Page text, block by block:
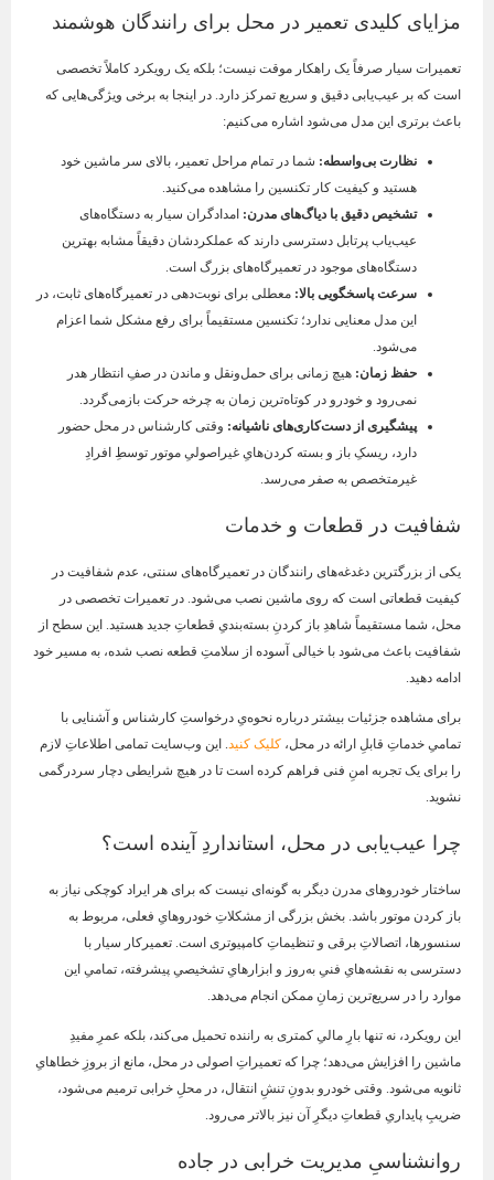
مزایای کلیدی تعمیر در محل برای رانندگان هوشمند
تعمیرات سیار صرفاً یک راهکار موقت نیست؛ بلکه یک رویکرد کاملاً تخصصی
است که بر عیب‌یابی دقیق و سریع تمرکز دارد. در اینجا به برخی ویژگی‌هایی که
باعث برتری این مدل می‌شود اشاره می‌کنیم:
نظارت بی‌واسطه: شما در تمام مراحل تعمیر، بالای سر ماشین خود
هستید و کیفیت کار تکنسین را مشاهده می‌کنید.
تشخیص دقیق با دیاگ‌های مدرن: امدادگران سیار به دستگاه‌های
عیب‌یاب پرتابل دسترسی دارند که عملکردشان دقیقاً مشابه بهترین
دستگاه‌های موجود در تعمیرگاه‌های بزرگ است.
سرعت پاسخگویی بالا: معطلی برای نوبت‌دهی در تعمیرگاه‌های ثابت، در
این مدل معنایی ندارد؛ تکنسین مستقیماً برای رفع مشکل شما اعزام
می‌شود.
حفظ زمان: هیچ زمانی برای حمل‌ونقل و ماندن در صفِ انتظار هدر
نمی‌رود و خودرو در کوتاه‌ترین زمان به چرخه حرکت بازمی‌گردد.
پیشگیری از دست‌کاری‌های ناشیانه: وقتی کارشناس در محل حضور
دارد، ریسکِ باز و بسته کردن‌هایِ غیراصولیِ موتور توسطِ افرادِ
غیرمتخصص به صفر می‌رسد.
شفافیت در قطعات و خدمات
یکی از بزرگترین دغدغه‌های رانندگان در تعمیرگاه‌های سنتی، عدم شفافیت در
کیفیت قطعاتی است که روی ماشین نصب می‌شود. در تعمیرات تخصصی در
محل، شما مستقیماً شاهدِ باز کردنِ بسته‌بندیِ قطعاتِ جدید هستید. این سطح از
شفافیت باعث می‌شود با خیالی آسوده از سلامتِ قطعه نصب شده، به مسیر خود
ادامه دهید.
برای مشاهده جزئیات بیشتر درباره نحوه‌یِ درخواستِ کارشناس و آشنایی با
تمامیِ خدماتِ قابلِ ارائه در محل، کلیک کنید. این وب‌سایت تمامی اطلاعاتِ لازم
را برای یک تجربه امنِ فنی فراهم کرده است تا در هیچ شرایطی دچار سردرگمی
نشوید.
چرا عیب‌یابی در محل، استانداردِ آینده است؟
ساختار خودروهای مدرن دیگر به گونه‌ای نیست که برای هر ایراد کوچکی نیاز به
باز کردن موتور باشد. بخش بزرگی از مشکلاتِ خودروهایِ فعلی، مربوط به
سنسورها، اتصالاتِ برقی و تنظیماتِ کامپیوتری است. تعمیرکار سیار با
دسترسی به نقشه‌هایِ فنیِ به‌روز و ابزارهایِ تشخیصیِ پیشرفته، تمامیِ این
موارد را در سریع‌ترین زمانِ ممکن انجام می‌دهد.
این رویکرد، نه تنها بارِ مالیِ کمتری به راننده تحمیل می‌کند، بلکه عمرِ مفیدِ
ماشین را افزایش می‌دهد؛ چرا که تعمیراتِ اصولی در محل، مانع از بروزِ خطاهایِ
ثانویه می‌شود. وقتی خودرو بدونِ تنشِ انتقال، در محلِ خرابی ترمیم می‌شود،
ضریبِ پایداریِ قطعاتِ دیگرِ آن نیز بالاتر می‌رود.
روانشناسیِ مدیریت خرابی در جاده